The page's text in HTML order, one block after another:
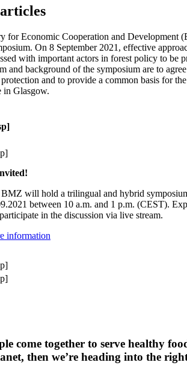
for Economic Cooperation and Development
On 8 September 2021, effective
with important actors in forest policy to be
and background of the symposium are to
and to provide a common basis for
in Glasgow.
will hold a trilingual and hybrid
between 10 a.m. and 1 p.m. (CEST).
in the discussion via live stream.
information
come together to serve healthy
then we’re heading into the